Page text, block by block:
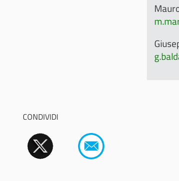
CONDIVIDI